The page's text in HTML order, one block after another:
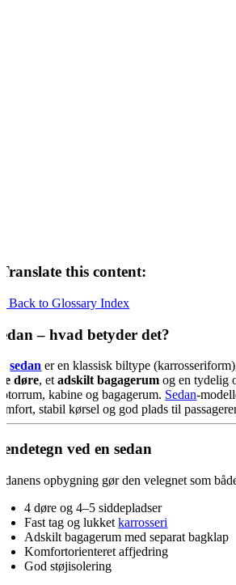
Translate this content:
« Back to Glossary Index
– hvad betyder det?
sedan er en klassisk biltype
døre, etadskilt bagagerum og en tydelig
kabine og bagagerum. Sedan-
stabil kørsel og god plads til
ved en sedan
opbygning gør den velegnet som
4 døre og 4–5 siddepladser
Fast tag og lukketkarrosseri
Adskilt bagagerum med separat bagklap
Komfortorienteret affjedring
God støjisolering